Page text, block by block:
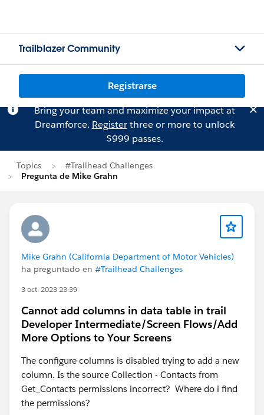
Trailblazer Community
Registrarse
Bring your team and maximize your impact at
Dreamforce. Registerthree or more to unlock
$999 passes.
Topics
#Trailhead Challenges
Pregunta de Mike Grahn
Mike Grahn (California Department of Motor Vehicles)
ha preguntado en #Trailhead Challenges
3 oct. 2023 23:39
Cannot add columns in data table in trail
Developer Intermediate/Screen Flows/Add
More Options to Your Screens
The configure columns is disabled trying to add a new
column. Is the source Collection - Contacts from
Get_Contacts permissions incorrect? Where do i find
the permissions?